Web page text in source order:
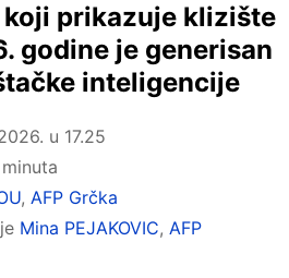
prikazuje klizište
godine je generisan
inteligencije
u 17.25
, AFP Grčka
Mina PEJAKOVIC, AFP